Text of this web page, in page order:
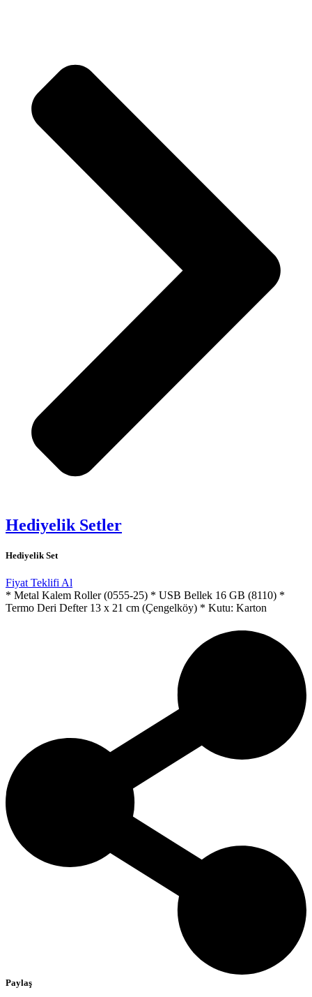
Hediyelik Setler
Hediyelik Set
Fiyat Teklifi Al
* Metal Kalem Roller (0555-25) * USB Bellek 16 GB (8110) *
Termo Deri Defter 13 x 21 cm (Çengelköy) * Kutu: Karton
Paylaş